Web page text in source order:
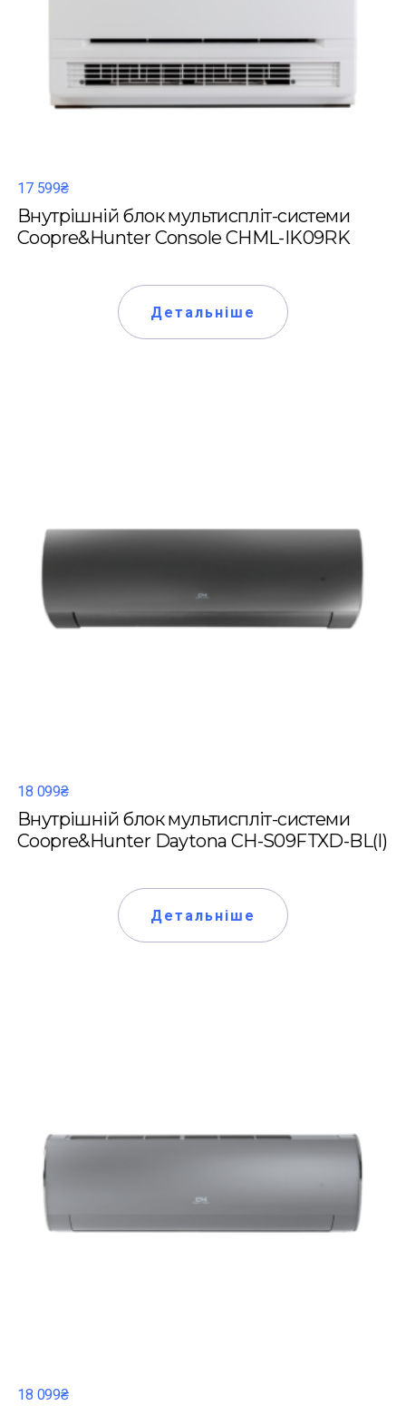
17 599₴
Внутрішній блок мультиспліт-системи
Coopre&Hunter Console CHML-IK09RK
Детальніше
18 099₴
Внутрішній блок мультиспліт-системи
Coopre&Hunter Daytona CH-S09FTXD-BL(I)
Детальніше
18 099₴